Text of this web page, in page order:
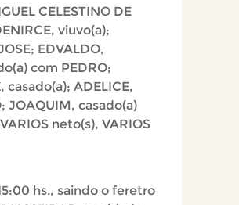
CELESTINO DE
viuvo(a);
EDVALDO,
com PEDRO;
casado(a); ADELICE,
JOAQUIM, casado(a)
neto(s), VARIOS
hs., saindo o feretro